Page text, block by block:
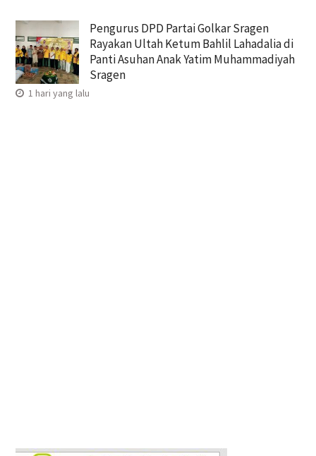
Pengurus DPD Partai Golkar Sragen
Rayakan Ultah Ketum Bahlil Lahadalia di
Panti Asuhan Anak Yatim Muhammadiyah
Sragen
1 hari yang lalu